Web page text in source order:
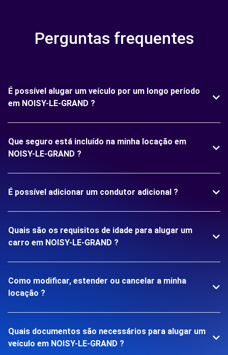
Perguntas frequentes
É possível alugar um veículo por um longo período
em NOISY-LE-GRAND ?
Que seguro está incluído na minha locação em
NOISY-LE-GRAND ?
É possível adicionar um condutor adicional ?
Quais são os requisitos de idade para alugar um
carro em NOISY-LE-GRAND ?
Como modificar, estender ou cancelar a minha
locação ?
Quais documentos são necessários para alugar um
veículo em NOISY-LE-GRAND ?